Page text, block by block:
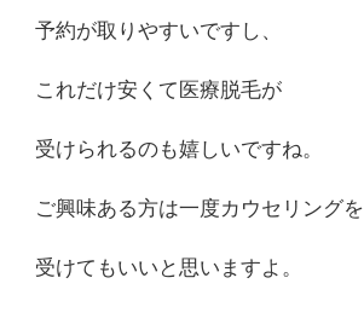
予約が取りやすいですし、
これだけ安くて医療脱毛が
受けられるのも嬉しいですね。
ご興味ある方は一度カウセリングを
受けてもいいと思いますよ。